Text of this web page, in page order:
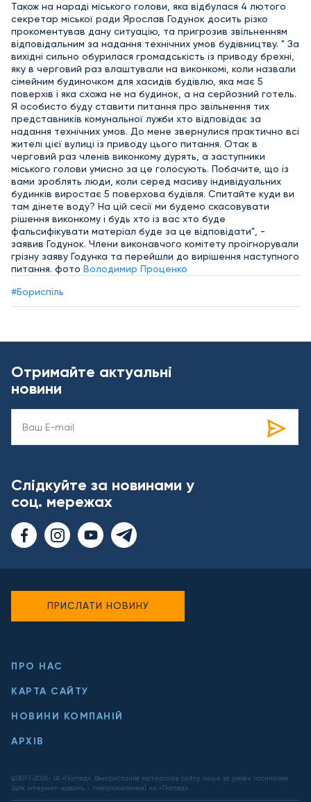
Також на нараді міського голови, яка відбулася 4 лютого
секретар міської ради Ярослав Годунок досить різко
прокоментував дану ситуацію, та пригрозив звільненням
відповідальним за надання технічних умов будівництву. " За
вихідні сильно обурилася громадськість із приводу брехні,
яку в черговий раз влаштували на виконкомі, коли назвали
сімейним будиночком для хасидів будівлю, яка має 5
поверхів і яка схожа не на будинок, а на серйозний готель.
Я особисто буду ставити питання про звільнення тих
представників комунальної лужби хто відповідає за
надання технічних умов. До мене звернулися практично всі
жителі цієї вулиці із приводу цього питання. Отак в
черговий раз членів виконкому дурять, а заступники
міського голови умисно за це голосують. Побачите, що із
вами зроблять люди, коли серед масиву індивідуальних
будинків виростає 5 поверхова будівля. Спитайте куди ви
там дінете воду? На цій сесії ми будемо скасовувати
рішення виконкому і будь хто із вас хто буде
фальсифікувати матеріал буде за це відповідати", -
заявив Годунок. Члени виконавчого комітету проігнорували
грізну заяву Годунка та перейшли до вирішення наступного
питання. фото Володимир Проценко
#Бориспіль
Отримайте актуальні
новини
Слідкуйте за новинами у
соц. мережах
ПРО НАС
КАРТА САЙТУ
НОВИНИ КОМПАНІЙ
АРХІВ
@2017-2026- ІА «Погляд». Використання матеріалів сайту лише за умови посилання
(для інтернет-видань - гіперпосилання) на «Погляд».
ПРИСЛАТИ НОВИНУ